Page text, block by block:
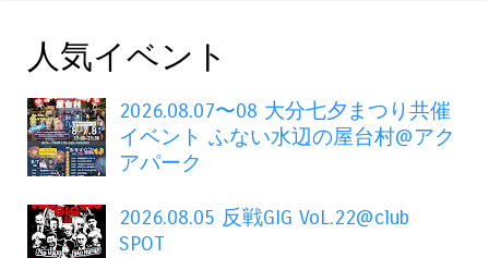
人気イベント
2026.08.07〜08 大分七夕まつり共催
イベント ふない水辺の屋台村@アク
アパーク
2026.08.05 反戦GIG VoL.22@club
SPOT